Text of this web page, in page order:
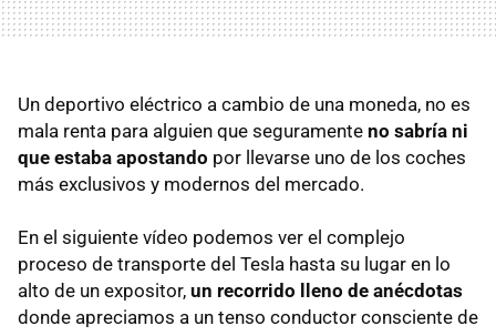
Un deportivo eléctrico a cambio de una moneda, no es
mala renta para alguien que seguramente no sabría ni
que estaba apostando por llevarse uno de los coches
más exclusivos y modernos del mercado.
En el siguiente vídeo podemos ver el complejo
proceso de transporte del Tesla hasta su lugar en lo
alto de un expositor, un recorrido lleno de anécdotas
donde apreciamos a un tenso conductor consciente de